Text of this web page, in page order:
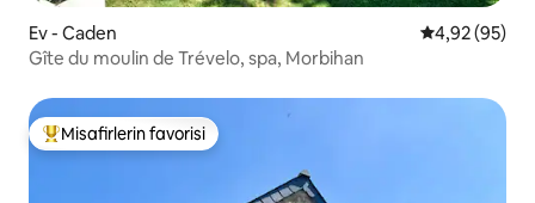
Ev - Caden 5 üzerinden
4,92 (95)
Gîte du moulin de Trévelo, spa, Morbihan
Misafirlerin favorilerinden en beğenilenler arasında
Misafirlerin favorisi